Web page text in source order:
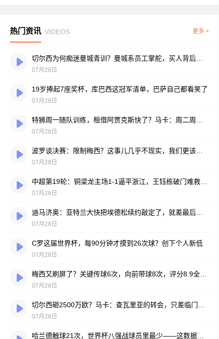
热门资讯 VIDEOS 更多 +
07月28日
19岁捧起7座奖杯，库巴西这冠军清单，巴萨自己都看笑了
07月28日
07月28日
07月28日
07月28日
07月28日
C罗这届世界杯，每90分钟才摸到26次球？创下个人新低
07月28日
07月28日
07月28日